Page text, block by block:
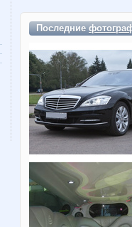
Последние